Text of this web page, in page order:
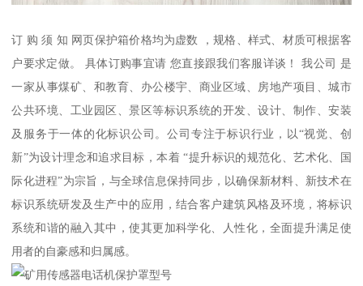
订 购 须 知 网页保护箱价格均为虚数 ，规格、样式、材质可根据客
户要求定做。 具体订购事宜请 您直接跟我们客服详谈！ 我公司 是
一家从事煤矿、和教育、办公楼宇、商业区域、房地产项目、城市
公共环境、工业园区、景区等标识系统的开发、设计、制作、安装
及服务于一体的化标识公司。公司专注于标识行业，以“视觉、创
新”为设计理念和追求目标，本着 “提升标识的规范化、艺术化、国
际化进程”为宗旨，与全球信息保持同步，以确保新材料、新技术在
标识系统研发及生产中的应用，结合客户建筑风格及环境，将标识
系统和谐的融入其中，使其更加科学化、人性化，全面提升满足使
用者的自豪感和归属感。